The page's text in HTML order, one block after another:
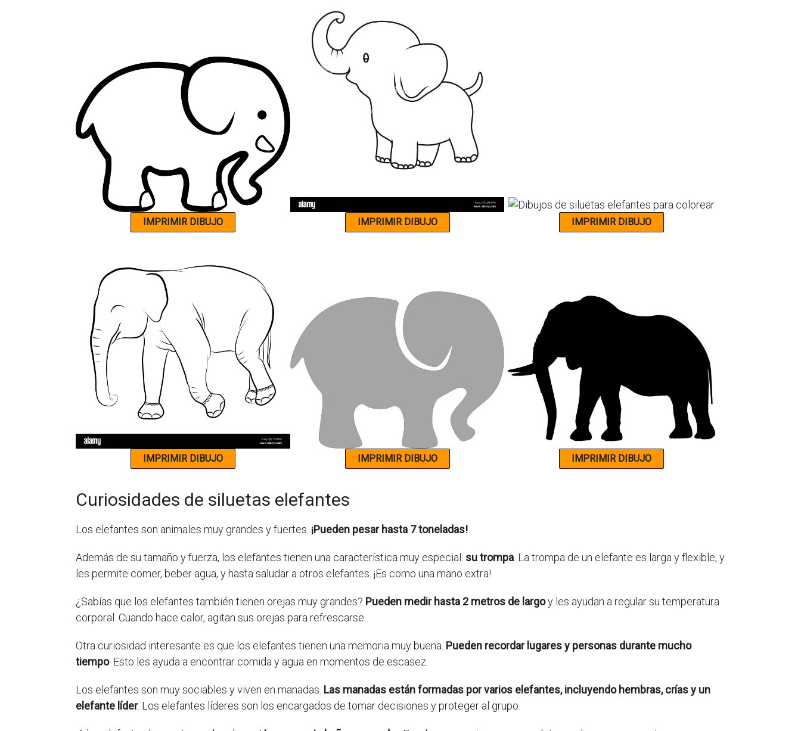
Curiosidades de siluetas elefantes
Los elefantes son animales muy grandes y fuertes. ¡Pueden pesar hasta 7 toneladas!
Además de su tamaño y fuerza, los elefantes tienen una característica muy especial: su trompa. La trompa de un elefante es larga y flexible, y
les permite comer, beber agua, y hasta saludar a otros elefantes. ¡Es como una mano extra!
¿Sabías que los elefantes también tienen orejas muy grandes? Pueden medir hasta 2 metros de largoy les ayudan a regular su temperatura
corporal. Cuando hace calor, agitan sus orejas para refrescarse.
Otra curiosidad interesante es que los elefantes tienen una memoria muy buena. Pueden recordar lugares y personas durante mucho
tiempo. Esto les ayuda a encontrar comida y agua en momentos de escasez.
Los elefantes son muy sociables y viven en manadas. Las manadas están formadas por varios elefantes, incluyendo hembras, crías y un
elefante líder. Los elefantes líderes son los encargados de tomar decisiones y proteger al grupo.